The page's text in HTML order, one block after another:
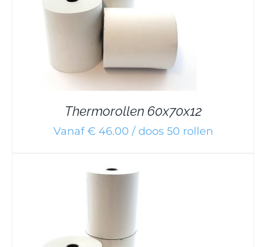
Thermorollen 60x70x12
Vanaf € 46.00 / doos 50 rollen